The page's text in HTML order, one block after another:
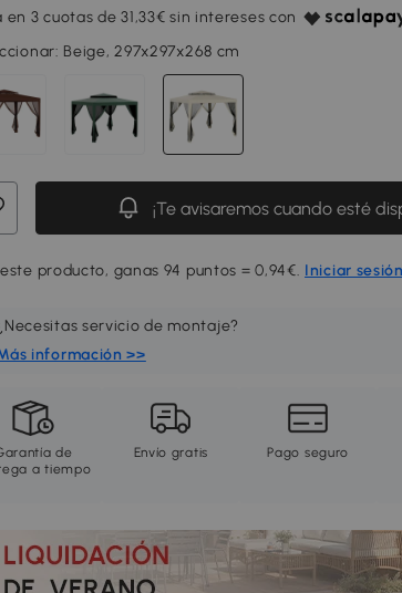
en 3 cuotas de 31,33€ sin intereses con
Beige, 297x297x268 cm
¡Te avisaremos cuando esté
producto, ganas 94 puntos = 0,94€. Iniciar sesión
servicio de montaje?
información >>
de
a tiempo
Envío gratis Pago seguro